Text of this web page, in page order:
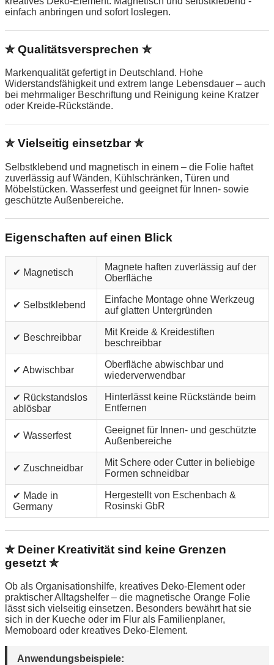
einfach anbringen und sofort loslegen.
✮ Qualitätsversprechen ✮
Markenqualität gefertigt in Deutschland. Hohe
Widerstandsfähigkeit und extrem lange Lebensdauer – auch
bei mehrmaliger Beschriftung und Reinigung keine Kratzer
oder Kreide-Rückstände.
✮ Vielseitig einsetzbar ✮
Selbstklebend und magnetisch in einem – die Folie haftet
zuverlässig auf Wänden, Kühlschränken, Türen und
Möbelstücken. Wasserfest und geeignet für Innen- sowie
geschützte Außenbereiche.
Eigenschaften auf einen Blick
✔ Magnetisch
Magnete haften zuverlässig auf der
Oberfläche
✔ Selbstklebend
Einfache Montage ohne Werkzeug
auf glatten Untergründen
✔ Beschreibbar
Mit Kreide & Kreidestiften
beschreibbar
✔ Abwischbar
Oberfläche abwischbar und
wiederverwendbar
✔ Rückstandslos
ablösbar
Hinterlässt keine Rückstände beim
Entfernen
✔ Wasserfest
Geeignet für Innen- und geschützte
Außenbereiche
✔ Zuschneidbar
Mit Schere oder Cutter in beliebige
Formen schneidbar
✔ Made in
Germany
Hergestellt von Eschenbach &
Rosinski GbR
✮ Deiner Kreativität sind keine Grenzen
gesetzt ✮
Ob als Organisationshilfe, kreatives Deko-Element oder
praktischer Alltagshelfer – die magnetische Orange Folie
lässt sich vielseitig einsetzen. Besonders bewährt hat sie
sich in der Kueche oder im Flur als Familienplaner,
Memoboard oder kreatives Deko-Element.
Anwendungsbeispiele: